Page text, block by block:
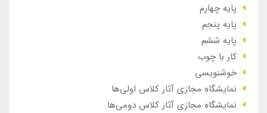
پایه چهارم
پایه پنجم
پایه ششم
کار با چوب
خوشنویسی
نمایشگاه مجازی آثار کلاس اولی‌ها
نمایشگاه مجازی آثار کلاس دومی‌ها